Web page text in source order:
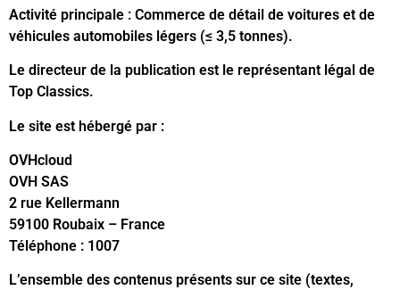
Activité principale : Commerce de détail de voitures et de
véhicules automobiles légers (≤ 3,5 tonnes).
Le directeur de la publication est le représentant légal de
Top Classics.
Le site est hébergé par :
OVHcloud
OVH SAS
2 rue Kellermann
59100 Roubaix – France
Téléphone : 1007
L’ensemble des contenus présents sur ce site (textes,